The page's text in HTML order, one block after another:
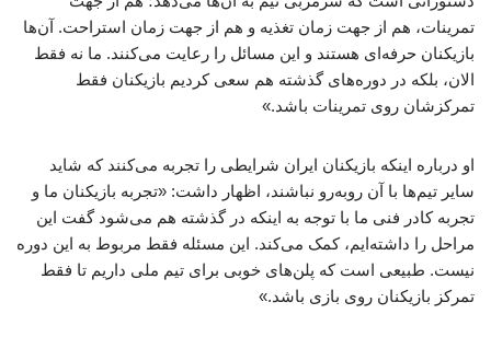
تمرینات، هم از جهت زمان تغذیه و هم از جهت زمان استراحت. آن‌ها
بازیکنان حرفه‌ای هستند و این مسائل را رعایت می‌کنند. ما نه فقط
الان، بلکه در دوره‌های گذشته هم سعی کردیم بازیکنان فقط
تمرکزشان روی تمرینات باشد.»
او درباره اینکه بازیکنان ایران شرایطی را تجربه می‌کنند که شاید
سایر تیم‌ها با آن روبه‌رو نباشند، اظهار داشت: «تجربه بازیکنان ما و
تجربه کادر فنی ما با توجه به اینکه در گذشته هم می‌شود گفت این
مراحل را داشته‌ایم، کمک می‌کند. این مسئله فقط مربوط به این دوره
نیست. طبیعی است که پلن‌های خوبی برای تیم ملی داریم تا فقط
تمرکز بازیکنان روی بازی باشد.»